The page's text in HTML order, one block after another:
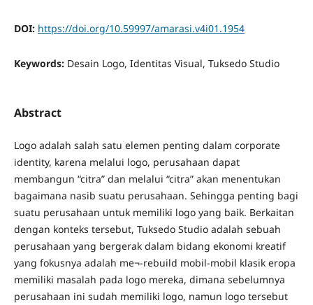
DOI: https://doi.org/10.59997/amarasi.v4i01.1954
Keywords: Desain Logo, Identitas Visual, Tuksedo Studio
Abstract
Logo adalah salah satu elemen penting dalam corporate
identity, karena melalui logo, perusahaan dapat
membangun “citra” dan melalui “citra” akan menentukan
bagaimana nasib suatu perusahaan. Sehingga penting bagi
suatu perusahaan untuk memiliki logo yang baik. Berkaitan
dengan konteks tersebut, Tuksedo Studio adalah sebuah
perusahaan yang bergerak dalam bidang ekonomi kreatif
yang fokusnya adalah me¬-rebuild mobil-mobil klasik eropa
memiliki masalah pada logo mereka, dimana sebelumnya
perusahaan ini sudah memiliki logo, namun logo tersebut